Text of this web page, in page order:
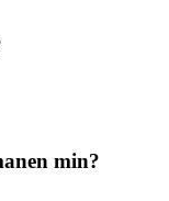
min?